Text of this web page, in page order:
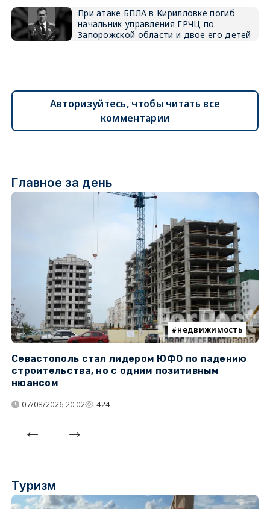
При атаке БПЛА в Кирилловке погиб
начальник управления ГРЧЦ по
Запорожской области и двое его детей
Авторизуйтесь, чтобы читать все
комментарии
Главное за день
недвижимость
Севастополь стал лидером ЮФО по падению
строительства, но с одним позитивным
нюансом
07/08/2026 20:02 424
Туризм